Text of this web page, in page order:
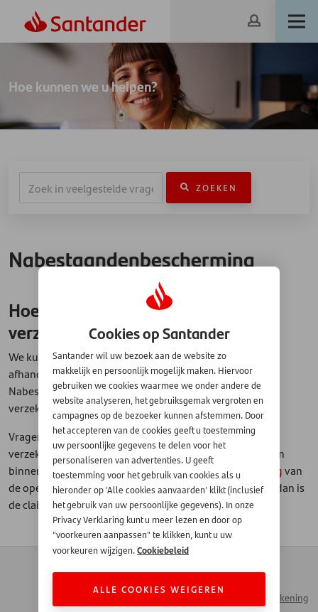
Hoe kunnen we u helpen?
ZOEKEN
Nabestaandenbescherming
Hoe lang duurt het voordat de
verzekering uitkeert?
We kunnen u vooraf niet precies zeggen hoe lang de
afhandeling van een claim op de Santander
Nabestaandenbescherming duurt. Dit hangt af van de
verzekeraar en of de claim volledig en juist was.
Vragen hierover kunnen gesteld worden aan de
verzekeraar. Het is echter belangrijk dat uw nabestaanden
binnen drie jaar na overlijden,de claim op kwijtscheldingvan
de openstaande schuld indienen. Gebeurt dit na die tijd, dan is
de claim verjaard.
Werken bij Santander
Automotive
Inloggen Mijn Rekening
Cookies op Santander
Santander wil uw bezoek aan de website zo
makkelijk en persoonlijk mogelijk maken. Hiervoor
gebruiken we cookies waarmee we onder andere de
website analyseren, het gebruiksgemak vergroten en
campagnes op de bezoeker kunnen afstemmen. Door
het accepteren van de cookies geeft u toestemming
uw persoonlijke gegevens te delen voor het
personaliseren van advertenties. U geeft
toestemming voor het gebruik van cookies als u
hieronder op 'Alle cookies aanvaarden' klikt (inclusief
het gebruik van uw persoonlijke gegevens). In onze
Privacy Verklaring kunt u meer lezen en door op
"voorkeuren aanpassen" te klikken, kunt u uw
voorkeuren wijzigen.Cookiebeleid
ALLE COOKIES WEIGEREN